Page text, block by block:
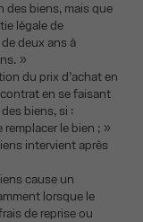
des biens, mais que
légale de
deux ans à
»
du prix d’achat en
en se faisant
biens, si :
remplacer le bien ; »
intervient après
cause un
lorsque le
de reprise ou